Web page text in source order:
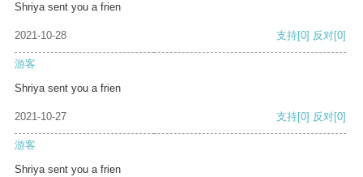
Shriya sent you a frien
2021-10-28 支持[0] 反对[0]
游客
Shriya sent you a frien
2021-10-27 支持[0] 反对[0]
游客
Shriya sent you a frien